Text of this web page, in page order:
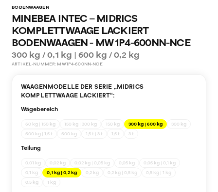
BODENWAAGEN
MINEBEA INTEC – MIDRICS
KOMPLETTWAAGE LACKIERT
BODENWAAGEN - MW1P4-600NN-NCE
300 kg / 0,1 kg | 600 kg / 0,2 kg
ARTIKEL-NUMMER: MW1P4-600NN-NCE
WAAGENMODELLE DER SERIE „MIDRICS
KOMPLETTWAAGE LACKIERT“:
Wägebereich
60 kg | 150 kg 150 kg | 300 kg 150 kg 300 kg | 600 kg
300 kg
600 kg | 1,5 t
600 kg 1,5 t | 3 t 1,5 t 3 t
Teilung
0,01 kg 0,02 kg 0,02 kg | 0,05 kg 0,05 kg
0,05 kg | 0,1 kg
0,1 kg
0,1 kg | 0,2 kg 0,2 kg 0,2 kg | 0,5 kg
0,5 kg | 1 kg
0,5 kg
1 kg